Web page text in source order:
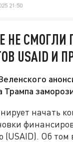
21:50
НЕ
USAID И
Трампа
начать
(USAID). Об том